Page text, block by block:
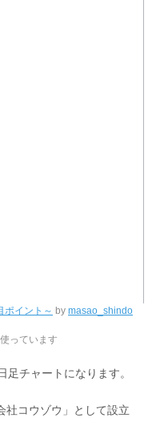
ポイント～ by masao_shindo
っています
足チャートになります。
社コウゾウ」として設立